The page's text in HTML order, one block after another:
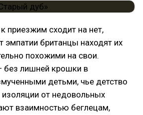
приезжим сходит на нет,
эмпатии британцы находят их
похожими на свои.
лишней крошки в
детьми, чье детство
изоляции от недовольных
взаимностью беглецам,